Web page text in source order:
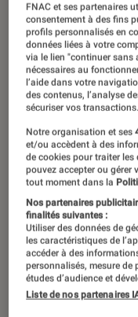
PS5 et Xbox
augmenter la
SÉLECTION
Jeux vidéo • 12
FNAC et ses partenaires
consentement à des fins
profils personnalisés en
données liées à votre
via le lien "continuer sans
nécessaires au
l’aide dans votre
des contenus, l’analyse
sécuriser vos transactions.
Notre organisation et ses
et/ou accèdent à des
de cookies pour traiter
pouvez accepter ou gérer
tout moment dans la
Nos partenaires
finalités suivantes :
Utiliser des données de
les caractéristiques de
accéder à des
personnalisés, mesure de
études d’audience et
Liste de nos partenaires